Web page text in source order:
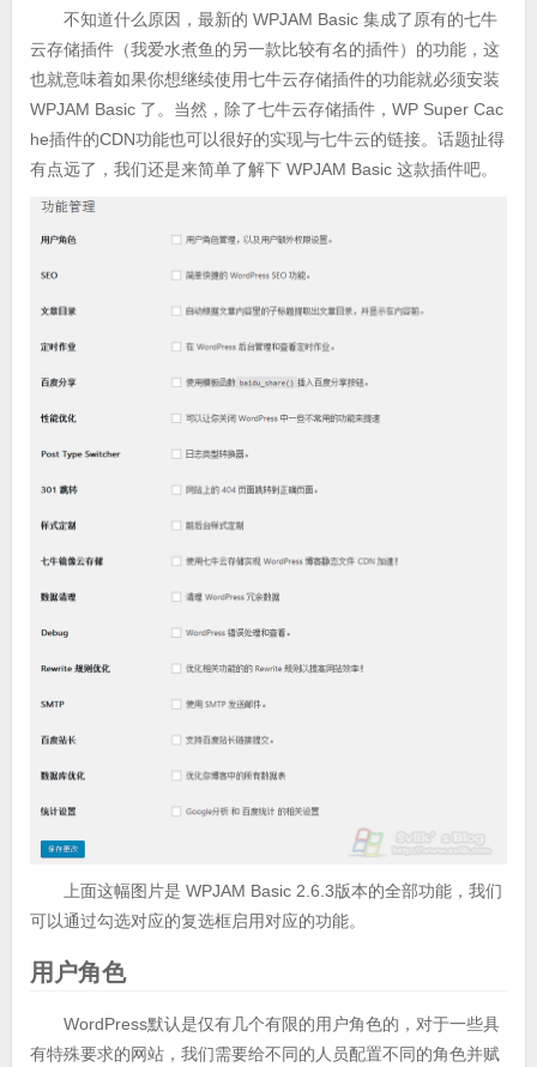
不知道什么原因，最新的 WPJAM Basic 集成了原有的七牛
云存储插件（我爱水煮鱼的另一款比较有名的插件）的功能，这
也就意味着如果你想继续使用七牛云存储插件的功能就必须安装
WPJAM Basic 了。当然，除了七牛云存储插件，WP Super Cac
he插件的CDN功能也可以很好的实现与七牛云的链接。话题扯得
有点远了，我们还是来简单了解下 WPJAM Basic 这款插件吧。
上面这幅图片是 WPJAM Basic 2.6.3版本的全部功能，我们
可以通过勾选对应的复选框启用对应的功能。
用户角色
WordPress默认是仅有几个有限的用户角色的，对于一些具
有特殊要求的网站，我们需要给不同的人员配置不同的角色并赋